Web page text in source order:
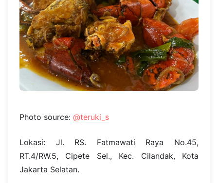
Photo source: @teruki_s
Lokasi: Jl. RS. Fatmawati Raya No.45,
RT.4/RW.5, Cipete Sel., Kec. Cilandak, Kota
Jakarta Selatan.